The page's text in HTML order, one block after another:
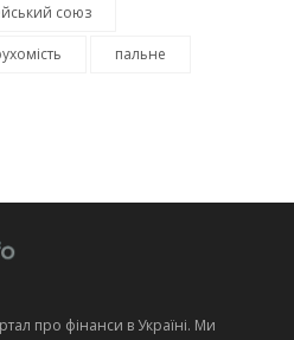
союз
пальне
про фінанси в Україні. Ми